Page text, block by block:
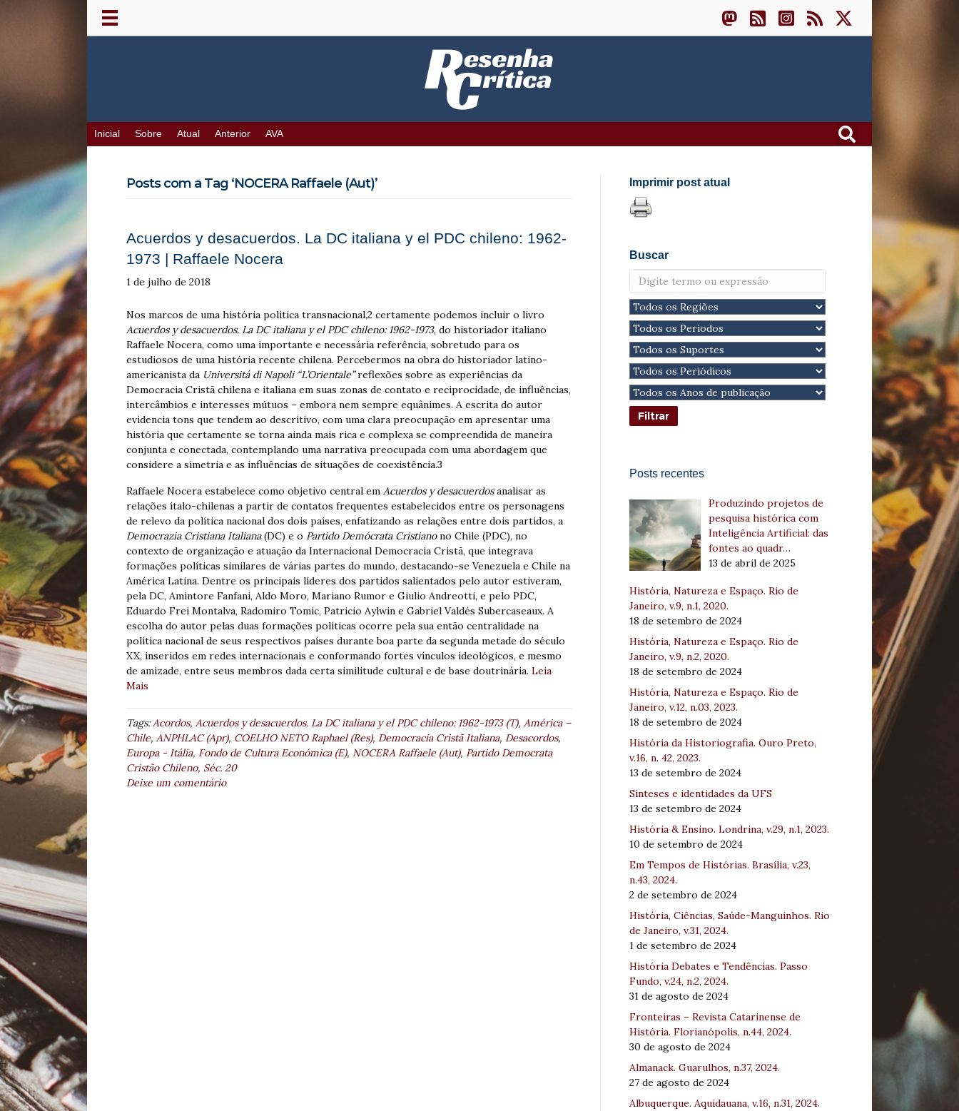
Inicial Sobre Atual Anterior AVA
Posts com a Tag ‘NOCERA Raffaele (Aut)’
Acuerdos y desacuerdos. La DC italiana y el PDC chileno: 1962-
1973 | Raffaele Nocera
1 de julho de 2018
Nos marcos de uma história política transnacional,2 certamente podemos incluir o livro
Acuerdos y desacuerdos. La DC italiana y el PDC chileno: 1962-1973, do historiador italiano
Raffaele Nocera, como uma importante e necessária referência, sobretudo para os
estudiosos de uma história recente chilena. Percebermos na obra do historiador latino-
americanista da Universitá di Napoli “L’Orientale”reflexões sobre as experiências da
Democracia Cristã chilena e italiana em suas zonas de contato e reciprocidade, de influências,
intercâmbios e interesses mútuos – embora nem sempre equânimes. A escrita do autor
evidencia tons que tendem ao descritivo, com uma clara preocupação em apresentar uma
história que certamente se torna ainda mais rica e complexa se compreendida de maneira
conjunta e conectada, contemplando uma narrativa preocupada com uma abordagem que
considere a simetria e as influências de situações de coexistência.3
Raffaele Nocera estabelece como objetivo central em Acuerdos y desacuerdosanalisar as
relações ítalo-chilenas a partir de contatos frequentes estabelecidos entre os personagens
de relevo da política nacional dos dois países, enfatizando as relações entre dois partidos, a
Democrazia Cristiana Italiana(DC) e o Partido Demócrata Cristianono Chile (PDC), no
contexto de organização e atuação da Internacional Democracia Cristã, que integrava
formações políticas similares de várias partes do mundo, destacando-se Venezuela e Chile na
América Latina. Dentre os principais líderes dos partidos salientados pelo autor estiveram,
pela DC, Amintore Fanfani, Aldo Moro, Mariano Rumor e Giulio Andreotti, e pelo PDC,
Eduardo Frei Montalva, Radomiro Tomic, Patricio Aylwin e Gabriel Valdés Subercaseaux. A
escolha do autor pelas duas formações políticas ocorre pela sua então centralidade na
política nacional de seus respectivos países durante boa parte da segunda metade do século
XX, inseridos em redes internacionais e conformando fortes vínculos ideológicos, e mesmo
de amizade, entre seus membros dada certa similitude cultural e de base doutrinária. Leia
Mais
Tags:Acordos, Acuerdos y desacuerdos. La DC italiana y el PDC chileno: 1962-1973 (T), América –
Chile, ANPHLAC (Apr), COELHO NETO Raphael (Res), Democracia Cristã Italiana, Desacordos,
Europa - Itália, Fondo de Cultura Económica (E), NOCERA Raffaele (Aut), Partido Democrata
Cristão Chileno, Séc. 20
Deixe um comentário
Imprimir post atual
Buscar
Posts recentes
Produzindo projetos de
pesquisa histórica com
Inteligência Artificial: das
fontes ao quadr…
13 de abril de 2025
História, Natureza e Espaço. Rio de
Janeiro, v.9, n.1, 2020.
18 de setembro de 2024
História, Natureza e Espaço. Rio de
Janeiro, v.9, n.2, 2020.
18 de setembro de 2024
História, Natureza e Espaço. Rio de
Janeiro, v.12, n.03, 2023.
18 de setembro de 2024
História da Historiografia. Ouro Preto,
v.16, n. 42, 2023.
13 de setembro de 2024
Sínteses e identidades da UFS
13 de setembro de 2024
História & Ensino. Londrina, v.29, n.1, 2023.
10 de setembro de 2024
Em Tempos de Histórias. Brasília, v.23,
n.43, 2024.
2 de setembro de 2024
História, Ciências, Saúde-Manguinhos. Rio
de Janeiro, v.31, 2024.
1 de setembro de 2024
História Debates e Tendências. Passo
Fundo, v.24, n.2, 2024.
31 de agosto de 2024
Fronteiras – Revista Catarinense de
História. Florianópolis, n.44, 2024.
30 de agosto de 2024
Almanack. Guarulhos, n.37, 2024.
27 de agosto de 2024
Albuquerque. Aquidauana, v.16, n.31, 2024.